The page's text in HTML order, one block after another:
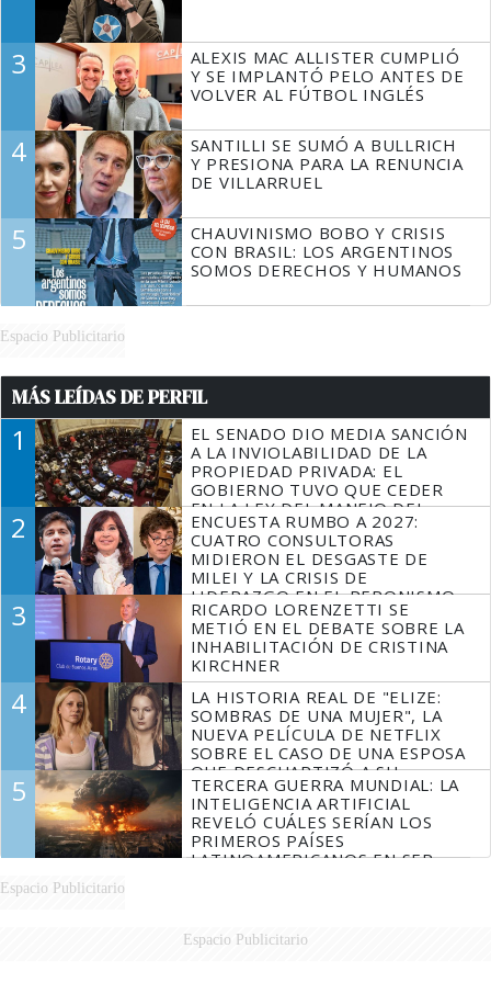
3
ALEXIS MAC ALLISTER CUMPLIÓ
Y SE IMPLANTÓ PELO ANTES DE
VOLVER AL FÚTBOL INGLÉS
4
SANTILLI SE SUMÓ A BULLRICH
Y PRESIONA PARA LA RENUNCIA
DE VILLARRUEL
5
CHAUVINISMO BOBO Y CRISIS
CON BRASIL: LOS ARGENTINOS
SOMOS DERECHOS Y HUMANOS
Espacio Publicitario
MÁS LEÍDAS DE PERFIL
1
EL SENADO DIO MEDIA SANCIÓN
A LA INVIOLABILIDAD DE LA
PROPIEDAD PRIVADA: EL
GOBIERNO TUVO QUE CEDER
EN LA LEY DEL MANEJO DEL
FUEGO
2
ENCUESTA RUMBO A 2027:
CUATRO CONSULTORAS
MIDIERON EL DESGASTE DE
MILEI Y LA CRISIS DE
LIDERAZGO EN EL PERONISMO
3
RICARDO LORENZETTI SE
METIÓ EN EL DEBATE SOBRE LA
INHABILITACIÓN DE CRISTINA
KIRCHNER
4
LA HISTORIA REAL DE "ELIZE:
SOMBRAS DE UNA MUJER", LA
NUEVA PELÍCULA DE NETFLIX
SOBRE EL CASO DE UNA ESPOSA
QUE DESCUARTIZÓ A SU
MARIDO
5
TERCERA GUERRA MUNDIAL: LA
INTELIGENCIA ARTIFICIAL
REVELÓ CUÁLES SERÍAN LOS
PRIMEROS PAÍSES
LATINOAMERICANOS EN SER
Espacio Publicitario
Espacio Publicitario